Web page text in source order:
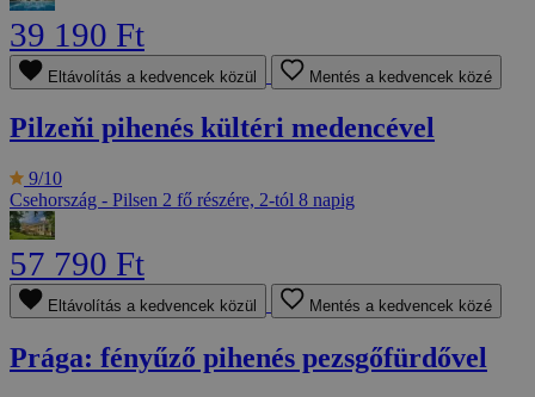
39 190 Ft
Eltávolítás a kedvencek közül Mentés a kedvencek közé
Pilzeňi pihenés kültéri medencével
9/10
Csehország - Pilsen 2 fő részére, 2-tól 8 napig
57 790 Ft
Eltávolítás a kedvencek közül Mentés a kedvencek közé
Prága: fényűző pihenés pezsgőfürdővel